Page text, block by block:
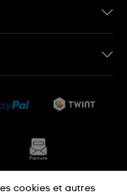
cookies et autres